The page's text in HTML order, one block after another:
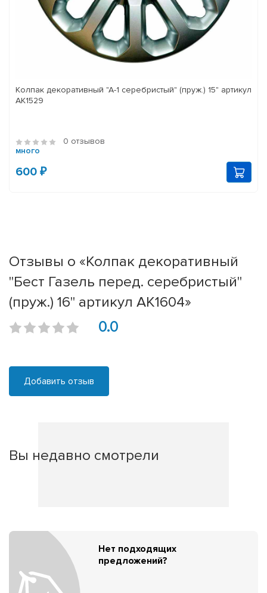
Колпак декоративный "А-1 серебристый" (пруж.) 15" артикул
АК1529
0 отзывов
много
600 ₽
Отзывы о «Колпак декоративный
"Бест Газель перед. серебристый"
(пруж.) 16" артикул АК1604»
0.0
Добавить отзыв
Вы недавно смотрели
Нет подходящих
предложений?